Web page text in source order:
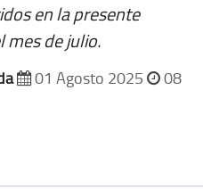
en la presente
mes de julio.
01 Agosto 2025
08